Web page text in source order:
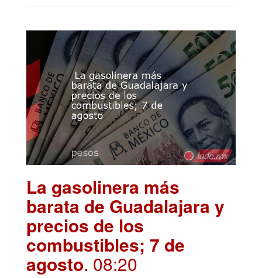
La gasolinera más
barata de Guadalajara y
precios de los
combustibles; 7 de
agosto. 08:20